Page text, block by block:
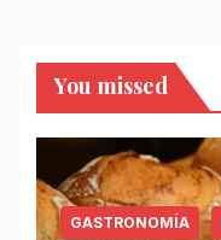
You missed
GASTRONOMÍA